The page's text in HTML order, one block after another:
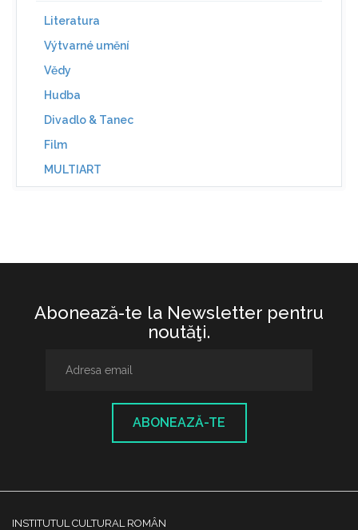
Literatura
Výtvarné umění
Vědy
Hudba
Divadlo & Tanec
Film
MULTIART
Abonează-te la Newsletter pentru
noutăţi.
ABONEAZĂ-TE
INSTITUTUL CULTURAL ROMÂN